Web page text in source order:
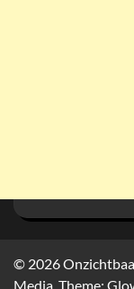
© 2026
Media. Theme: